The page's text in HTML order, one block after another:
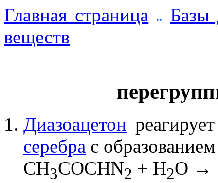
Главная страница
Базы
веществ
Диазоацетон
серебра с
CH3COCHN2 + H2O →